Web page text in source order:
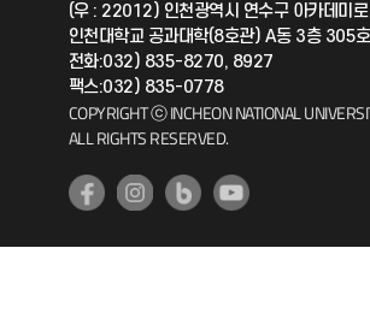
공자아카데미
기초교육원
(우 : 22012) 인천광역시 연수구 아카데미
인천대학교 공과대학(8호관) A동 3층 305호
전화:032) 835-8270, 8927
팩스:032) 835-0778
COPYRIGHT ⓒ INCHEON NATIONAL
ALL RIGHTS RESERVED.